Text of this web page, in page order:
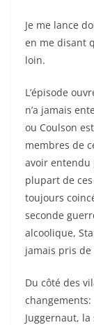
Je me lance
en me disant
loin.
L’épisode
n’a jamais
ou Coulson
membres de
avoir entendu
plupart de ces
toujours
seconde
alcoolique,
jamais pris
Du côté des
Juggernaut,